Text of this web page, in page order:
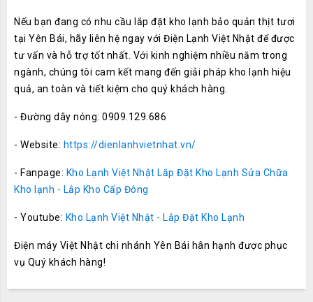
Nếu bạn đang có nhu cầu lắp đặt kho lạnh bảo quản thịt tươi
tại Yên Bái, hãy liên hệ ngay với Điện Lạnh Việt Nhật để được
tư vấn và hỗ trợ tốt nhất. Với kinh nghiệm nhiều năm trong
ngành, chúng tôi cam kết mang đến giải pháp kho lạnh hiệu
quả, an toàn và tiết kiệm cho quý khách hàng.
- Đường dây nóng: 0909.129.686
- Website: https://dienlanhvietnhat.vn/
- Fanpage: Kho Lạnh Việt Nhật Lắp Đặt Kho Lạnh Sửa Chữa
Kho lạnh - Lắp Kho Cấp Đông
- Youtube: Kho Lạnh Việt Nhật - Lắp Đặt Kho Lạnh
Điện máy Việt Nhật chi nhánh Yên Bái hân hạnh được phục
vụ Quý khách hàng!